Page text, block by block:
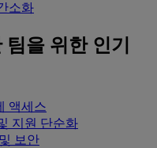
소화
팀을 위한 인기
액세스
지원 단순화
보안